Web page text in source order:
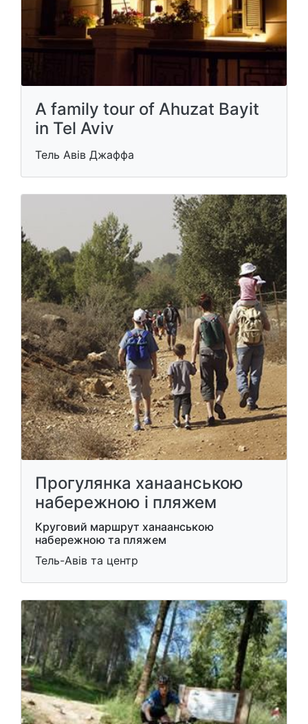
A family tour of Ahuzat Bayit
in Tel Aviv
Тель Авів Джаффа
Прогулянка ханаанською
набережною і пляжем
Круговий маршрут ханаанською
набережною та пляжем
Тель-Авів та центр